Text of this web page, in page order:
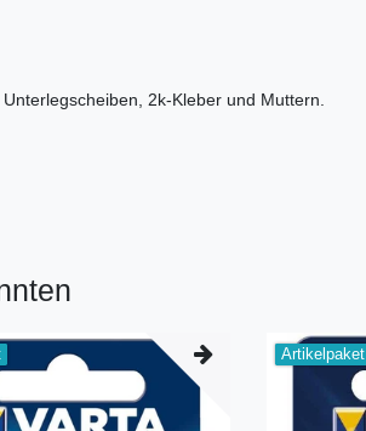
2k-Kleber und Muttern.
Artikelpaket